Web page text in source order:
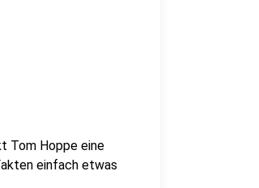
Tom Hoppe eine
einfach etwas